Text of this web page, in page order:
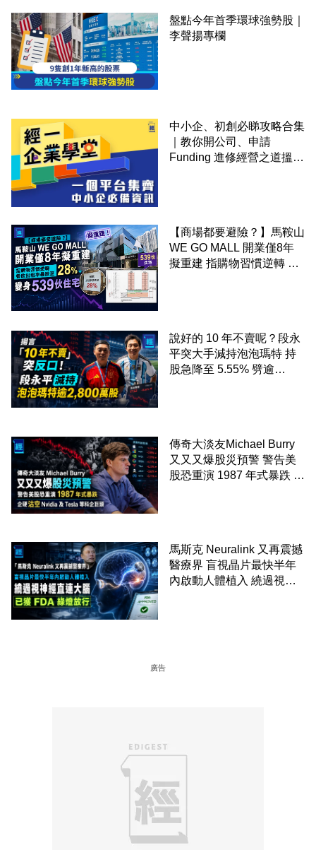
盤點今年首季環球強勢股｜
李聲揚專欄
中小企、初創必睇攻略合集
｜教你開公司、申請
Funding 進修經營之道搵大
【商場都要避險？】馬鞍山
WE GO MALL 開業僅8年
擬重建 指購物習慣逆轉 餐
說好的 10 年不賣呢？段永
平突大手減持泡泡瑪特 持
股急降至 5.55% 劈逾
傳奇大淡友Michael Burry
又又又爆股災預警 警告美
股恐重演 1987 年式暴跌 企
馬斯克 Neuralink 又再震撼
醫療界 盲視晶片最快半年
內啟動人體植入 繞過視神
廣告